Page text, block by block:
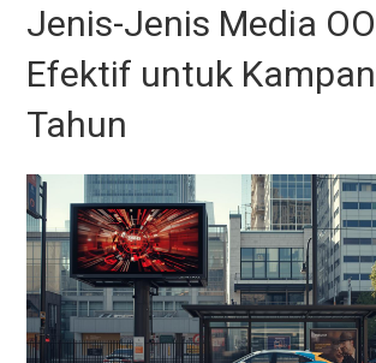
Jenis-Jenis Media
Efektif untuk
Tahun